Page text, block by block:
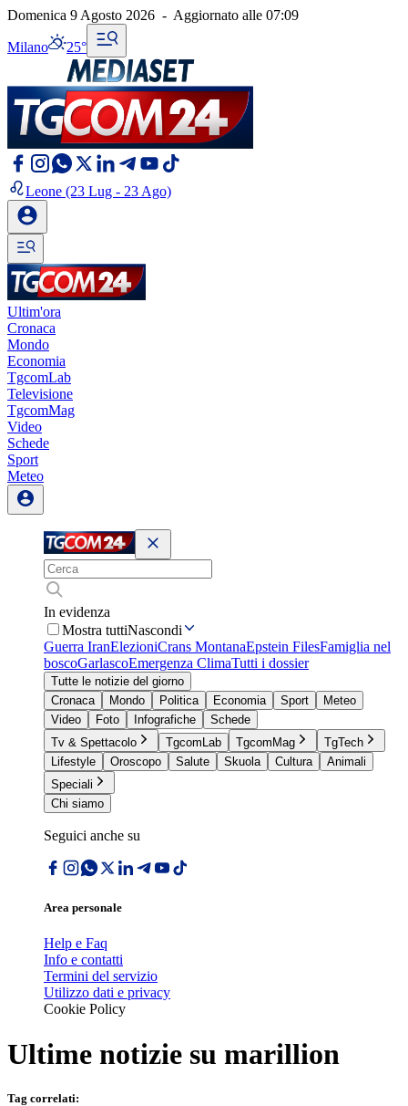
Domenica 9 Agosto 2026 - Aggiornato alle 07:09
Milano 25°
Leone (23 Lug - 23 Ago)
Ultim'ora
Cronaca
Mondo
Economia
TgcomLab
Televisione
TgcomMag
Video
Schede
Sport
Meteo
In evidenza
Mostra tuttiNascondi
Guerra IranElezioniCrans MontanaEpstein FilesFamiglia nel
boscoGarlascoEmergenza ClimaTutti i dossier
Tutte le notizie del giorno
Cronaca
Mondo Politica Economia Sport
Meteo
Video
Foto Infografiche
Schede
Tv & Spettacolo
TgcomLab TgcomMag
TgTech
Lifestyle
Oroscopo Salute Skuola Cultura
Animali
Speciali
Chi siamo
Seguici anche su
Area personale
Help e Faq
Info e contatti
Termini del servizio
Utilizzo dati e privacy
Cookie Policy
Ultime notizie su marillion
Tag correlati: